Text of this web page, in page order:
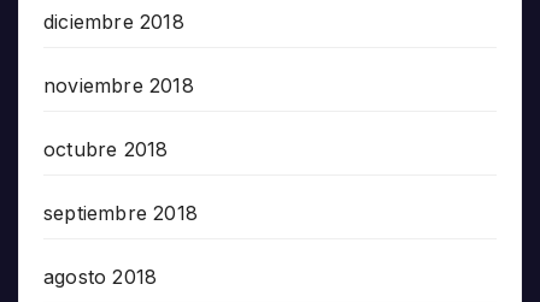
diciembre 2018
noviembre 2018
octubre 2018
septiembre 2018
agosto 2018